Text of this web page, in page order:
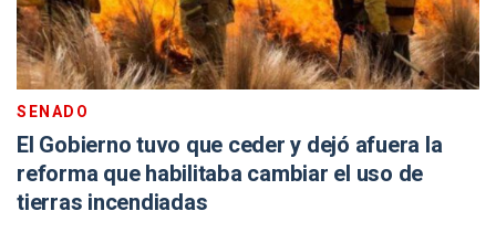
SENADO
El Gobierno tuvo que ceder y dejó afuera la
reforma que habilitaba cambiar el uso de
tierras incendiadas